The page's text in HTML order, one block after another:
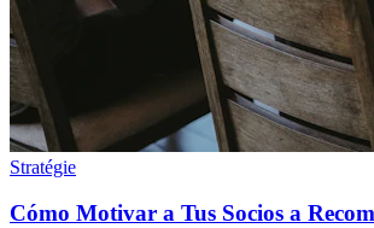
Stratégie
Cómo Motivar a Tus Socios a